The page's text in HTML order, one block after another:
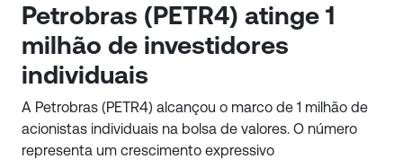
Petrobras (PETR4) atinge 1
milhão de investidores
individuais
A Petrobras (PETR4) alcançou o marco de 1 milhão de
acionistas individuais na bolsa de valores. O número
representa um crescimento expressivo